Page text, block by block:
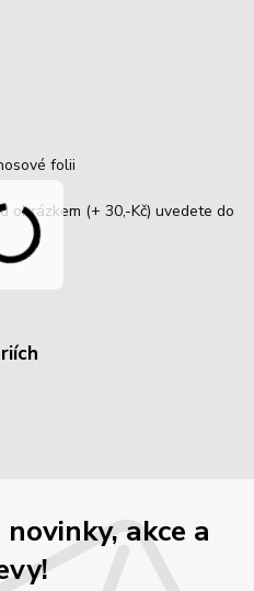
folii
obrázkem (+ 30,-Kč) uvedete do
akce a